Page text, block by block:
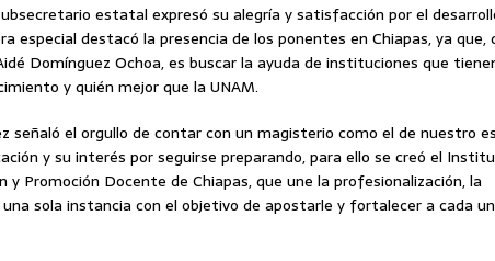
estatal expresó su alegría y satisfacción por el
especial destacó la presencia de los ponentes en Chiapas, ya que,
Domínguez Ochoa, es buscar la ayuda de instituciones que
y quién mejor que la UNAM.
señaló el orgullo de contar con un magisterio como el de nuestro
y su interés por seguirse preparando, para ello se creó el
y Promoción Docente de Chiapas, que une la profesionalización, la
sola instancia con el objetivo de apostarle y fortalecer a cada